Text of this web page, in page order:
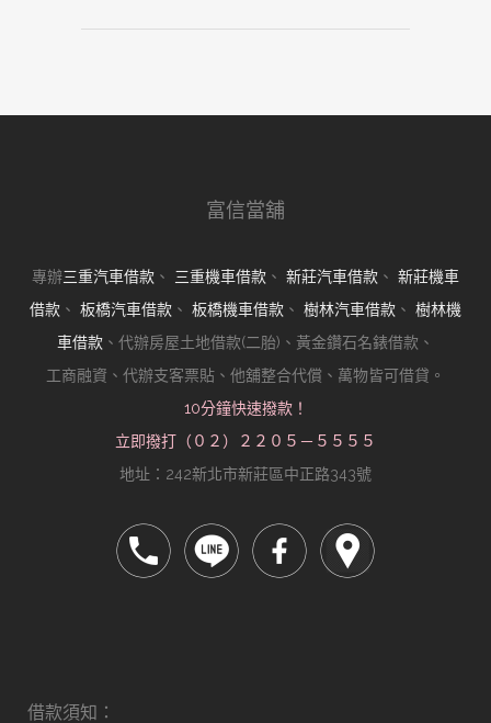
富信當舖
專辦三重汽車借款 、 三重機車借款 、 新莊汽車借款 、 新莊機車
借款 、 板橋汽車借款 、 板橋機車借款 、 樹林汽車借款 、 樹林機
車借款 、代辦房屋土地借款(二胎)、黃金鑽石名錶借款、
工商融資、代辦支客票貼、他舖整合代償、萬物皆可借貸。
10分鐘快速撥款！
立即撥打（０２）２２０５－５５５５
地址：242新北市新莊區中正路343號
借款須知：